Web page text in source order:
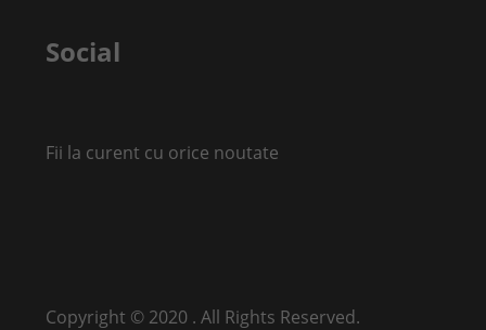
Social
Fii la curent cu orice noutate
Copyright © 2020 . All Rights Reserved.